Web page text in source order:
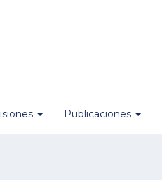
Publicaciones